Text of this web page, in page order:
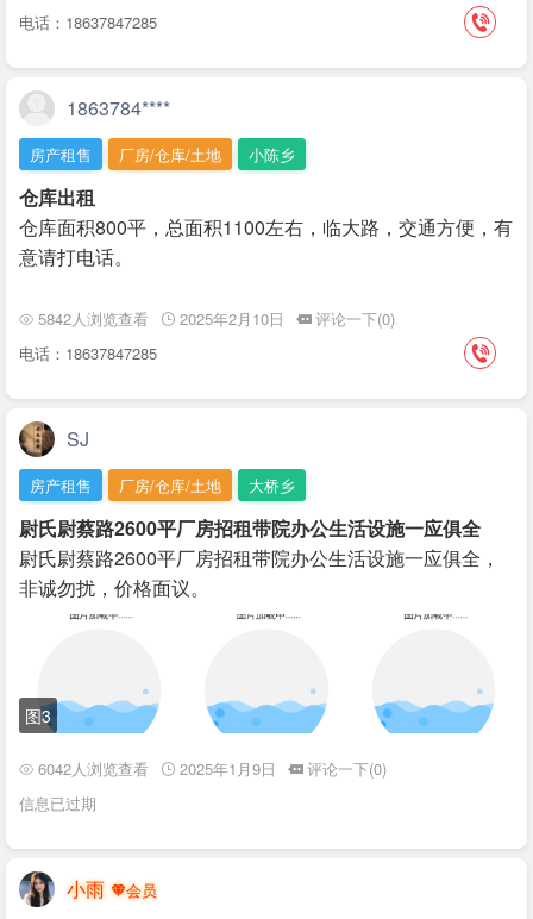
电话：18637847285
1863784****
房产租售 厂房/仓库/土地 小陈乡
仓库出租
仓库面积800平，总面积1100左右，临大路，交通方便，有
意请打电话。
5842人浏览查看 2025年2月10日
评论一下(0)
电话：18637847285
SJ
房产租售 厂房/仓库/土地 大桥乡
尉氏尉蔡路2600平厂房招租带院办公生活设施一应俱全
尉氏尉蔡路2600平厂房招租带院办公生活设施一应俱全，
非诚勿扰，价格面议。
图3
6042人浏览查看 2025年1月9日
评论一下(0)
信息已过期
小雨